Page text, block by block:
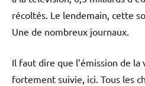
récoltés. Le lendemain, cette
Une de nombreux journaux.
Il faut dire que l’émission de
fortement suivie, ici. Tous les